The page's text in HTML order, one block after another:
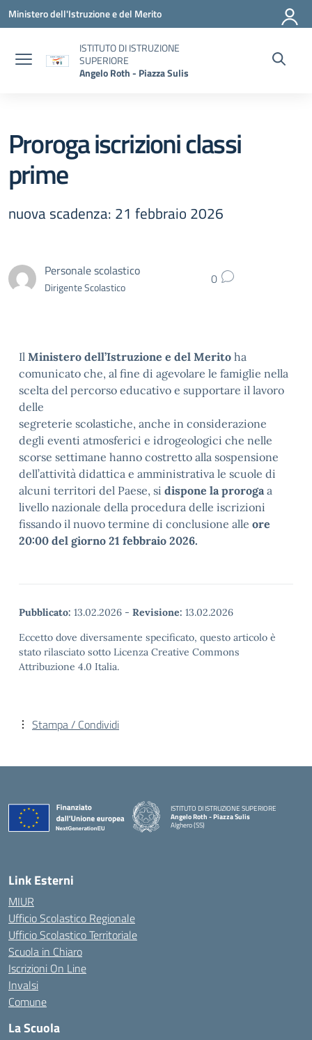
Vai ai contenuti
Vai al menu di navigazione
Vai al footer
Ministero dell'Istruzione e del Merito
ISTITUTO DI ISTRUZIONE
SUPERIORE
Angelo Roth - Piazza Sulis
Proroga iscrizioni classi
prime
nuova scadenza: 21 febbraio 2026
Personale scolastico
Dirigente Scolastico 0
Il Ministero dell’Istruzione e del Merito ha
comunicato che, al fine di agevolare le famiglie nella
scelta del percorso educativo e supportare il lavoro
delle
segreterie scolastiche, anche in considerazione
degli eventi atmosferici e idrogeologici che nelle
scorse settimane hanno costretto alla sospensione
dell’attività didattica e amministrativa le scuole di
alcuni territori del Paese, si dispone la prorogaa
livello nazionale della procedura delle iscrizioni
fissando il nuovo termine di conclusione alle ore
20:00 del giorno 21 febbraio 2026.
Pubblicato: 13.02.2026 - Revisione: 13.02.2026
Eccetto dove diversamente specificato, questo articolo è
stato rilasciato sotto Licenza Creative Commons
Attribuzione 4.0 Italia.
Stampa / Condividi
ISTITUTO DI ISTRUZIONE SUPERIORE
Angelo Roth - Piazza Sulis
Alghero (SS)
— Visita la pagina iniziale della scuola
Link Esterni
MIUR
Ufficio Scolastico Regionale
Ufficio Scolastico Territoriale
Scuola in Chiaro
Iscrizioni On Line
Invalsi
Comune
La Scuola